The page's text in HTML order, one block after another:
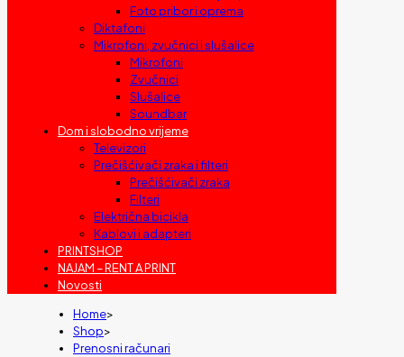
Foto pribor i oprema
Diktafoni
Mikrofoni, zvučnici i slušalice
Mikrofoni
Zvučnici
Slušalice
Soundbar
Dom i slobodno vrijeme
Televizori
Prečišćivači zraka i filteri
Prečišćivači zraka
Filteri
Električna bicikla
Kablovi i adapteri
PRINTSHOP
NAJAM – RENT A PRINT
Novosti
Home>
Shop>
Prenosni računari